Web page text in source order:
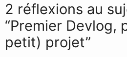
2 réflexions au
“Premier Devlog,
petit) projet”